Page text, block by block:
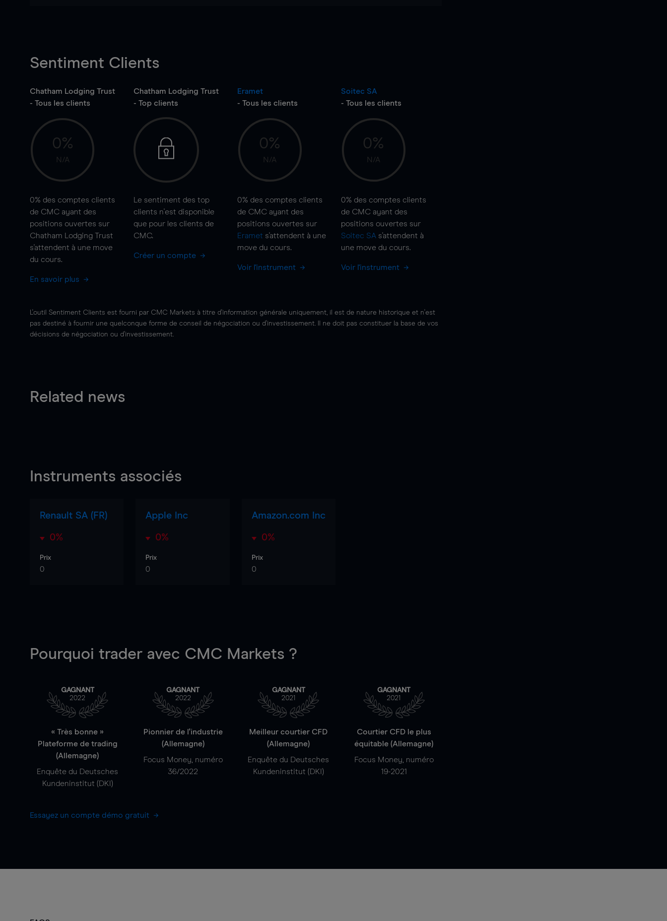
Sentiment Clients
Chatham Lodging Trust
- Tous les clients
0%
N/A
0% des comptes clients
de CMC ayant des
positions ouvertes sur
Chatham Lodging Trust
s'attendent à une move
du cours.
En savoir plus
Chatham Lodging Trust
- Top clients
Le sentiment des top
clients n'est disponible
que pour les clients de
CMC.
Créer un compte
Eramet
- Tous les clients
0%
N/A
0% des comptes clients
de CMC ayant des
positions ouvertes sur
Eramet s'attendent à une
move du cours.
Voir l'instrument
Soitec SA
- Tous les clients
0%
N/A
0% des comptes clients
de CMC ayant des
positions ouvertes sur
Soitec SA s'attendent à
une move du cours.
Voir l'instrument
L'outil Sentiment Clients est fourni par CMC Markets à titre d'information générale uniquement, il est de nature historique et n'est
pas destiné à fournir une quelconque forme de conseil de négociation ou d'investissement. Il ne doit pas constituer la base de vos
décisions de négociation ou d'investissement.
Related news
Instruments associés
Renault SA (FR)
0%
Prix
0
Apple Inc
0%
Prix
0
Amazon.com Inc
0%
Prix
0
Pourquoi trader avec CMC Markets ?
GAGNANT
2022
« Très bonne »
Plateforme de trading
(Allemagne)
Enquête du Deutsches
Kundeninstitut (DKI)
GAGNANT
2022
Pionnier de l'industrie
(Allemagne)
Focus Money, numéro
36/2022
GAGNANT
2021
Meilleur courtier CFD
(Allemagne)
Enquête du Deutsches
Kundeninstitut (DKI)
GAGNANT
2021
Courtier CFD le plus
équitable (Allemagne)
Focus Money, numéro
19-2021
Essayez un compte démo gratuit